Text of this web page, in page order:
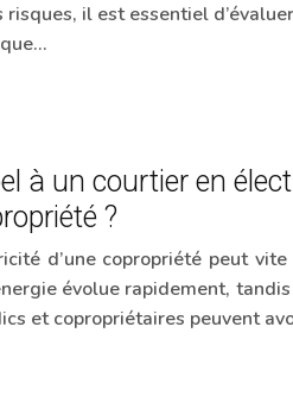
il est essentiel
à un courtier en
?
d’une copropriété peut
évolue rapidement,
et copropriétaires peuvent